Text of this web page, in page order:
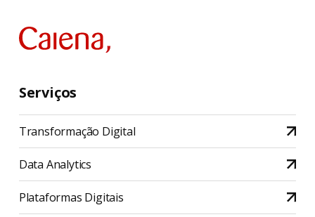
Serviços
Transformação Digital
Data Analytics
Plataformas Digitais